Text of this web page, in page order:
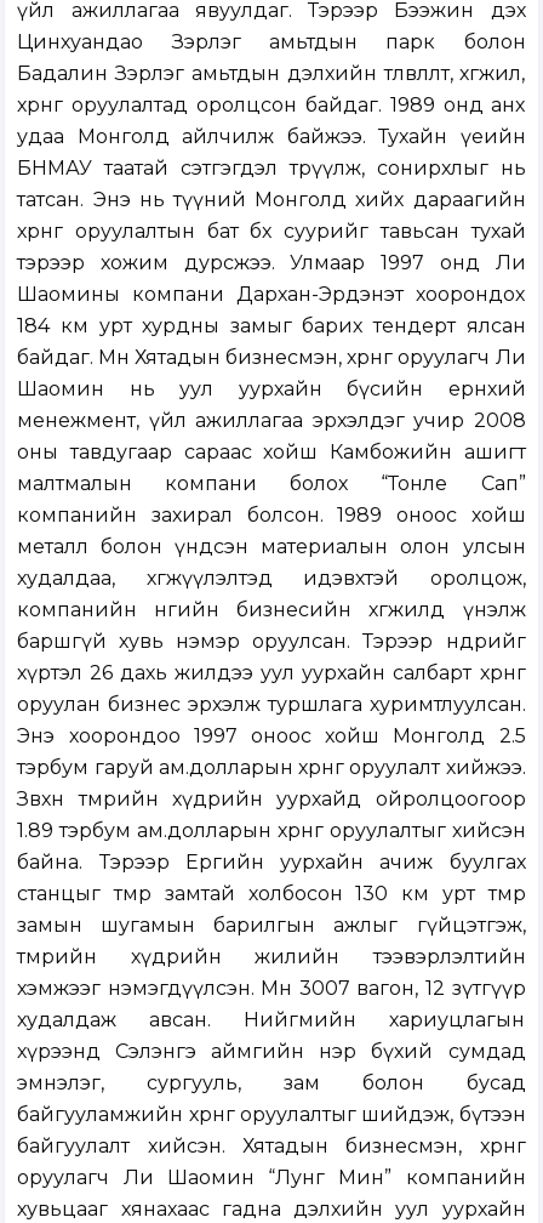
үйл ажиллагаа явуулдаг. Тэрээр Бээжин дэх
Цинхуандао Зэрлэг амьтдын парк болон
Бадалин Зэрлэг амьтдын дэлхийн төлөвлөлт, хөгжил,
хөрөнгө оруулалтад оролцсон байдаг. 1989 онд анх
удаа Монголд айлчилж байжээ. Тухайн үеийн
БНМАУ таатай сэтгэгдэл төрүүлж, сонирхлыг нь
татсан. Энэ нь түүний Монголд хийх дараагийн
хөрөнгө оруулалтын бат бөх суурийг тавьсан тухай
тэрээр хожим дурсжээ. Улмаар 1997 онд Ли
Шаомины компани Дархан-Эрдэнэт хоорондох
184 км урт хурдны замыг барих тендерт ялсан
байдаг. Мөн Хятадын бизнесмэн, хөрөнгө оруулагч Ли
Шаомин нь уул уурхайн бүсийн ерөнхий
менежмент, үйл ажиллагаа эрхэлдэг учир 2008
оны тавдугаар сараас хойш Камбожийн ашигт
малтмалын компани болох “Тонле Сап”
компанийн захирал болсон. 1989 оноос хойш
металл болон үндсэн материалын олон улсын
худалдаа, хөгжүүлэлтэд идэвхтэй оролцож,
компанийн өнөөгийн бизнесийн хөгжилд үнэлж
баршгүй хувь нэмэр оруулсан. Тэрээр өнөөдрийг
хүртэл 26 дахь жилдээ уул уурхайн салбарт хөрөнгө
оруулан бизнес эрхэлж туршлага хуримтлуулсан.
Энэ хоорондоо 1997 оноос хойш Монголд 2.5
тэрбум гаруй ам.долларын хөрөнгө оруулалт хийжээ.
Зөвхөн төмрийн хүдрийн уурхайд ойролцоогоор
1.89 тэрбум ам.долларын хөрөнгө оруулалтыг хийсэн
байна. Тэрээр Ерөөгийн уурхайн ачиж буулгах
станцыг төмөр замтай холбосон 130 км урт төмөр
замын шугамын барилгын ажлыг гүйцэтгэж,
төмрийн хүдрийн жилийн тээвэрлэлтийн
хэмжээг нэмэгдүүлсэн. Мөн 3007 вагон, 12 зүтгүүр
худалдаж авсан. Нийгмийн хариуцлагын
хүрээнд Сэлэнгэ аймгийн нэр бүхий сумдад
эмнэлэг, сургууль, зам болон бусад
байгууламжийн хөрөнгө оруулалтыг шийдэж, бүтээн
байгуулалт хийсэн. Хятадын бизнесмэн, хөрөнгө
оруулагч Ли Шаомин “Лунг Мин” компанийн
хувьцааг хянахаас гадна дэлхийн уул уурхайн